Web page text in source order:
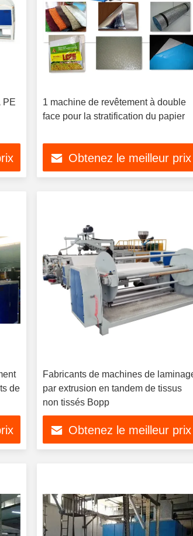
PE
1 machine de revêtement à double
face pour la stratification du papier
Obtenez le meilleur prix
de
Fabricants de machines de
par extrusion en tandem de tissus
non tissés Bopp
Obtenez le meilleur prix